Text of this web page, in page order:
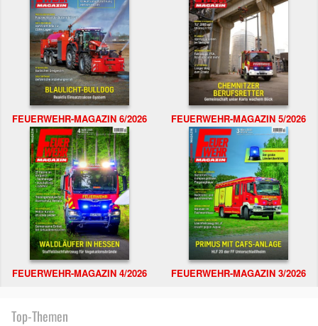
FEUERWEHR-MAGAZIN 6/2026 FEUERWEHR-MAGAZIN 5/2026
FEUERWEHR-MAGAZIN 4/2026 FEUERWEHR-MAGAZIN 3/2026
Top-Themen